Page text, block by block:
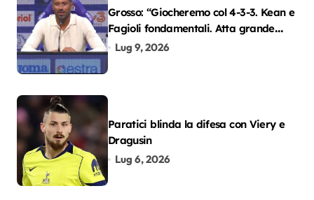
Grosso: “Giocheremo col 4-3-3. Kean e
Fagioli fondamentali. Atta grande
colpo”
Lug 9, 2026
Paratici blinda la difesa con Viery e
Dragusin
Lug 6, 2026